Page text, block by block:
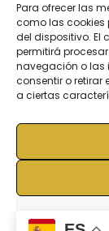
Para ofrecer las
como las
del dispositivo. El
permitirá
navegación o las
consentir o retirar
a ciertas
Capristo le
adaptadas a
inicial hasta el
fuente. Capristo
Desde la idea
MRP
reserved.